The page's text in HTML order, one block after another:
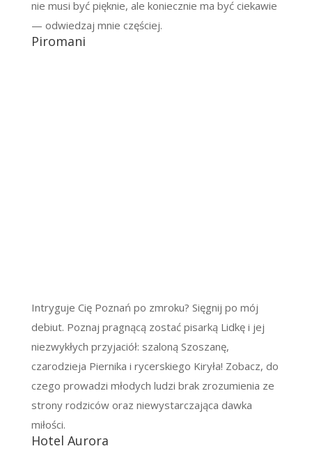
nie musi być pięknie, ale koniecznie ma być ciekawie
— odwiedzaj mnie częściej.
Piromani
Intryguje Cię Poznań po zmroku? Sięgnij po mój
debiut. Poznaj pragnącą zostać pisarką Lidkę i jej
niezwykłych przyjaciół: szaloną Szoszanę,
czarodzieja Piernika i rycerskiego Kiryła! Zobacz, do
czego prowadzi młodych ludzi brak zrozumienia ze
strony rodziców oraz niewystarczająca dawka
miłości.
Hotel Aurora